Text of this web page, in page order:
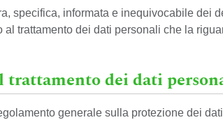
specifica, informata e inequivocabile
trattamento dei dati personali che la
dei dati
generale sulla protezione dei